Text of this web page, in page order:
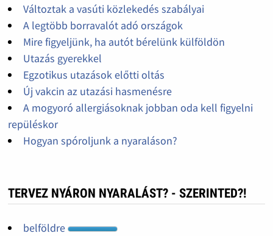
Változtak a vasúti közlekedés szabályai
A legtöbb borravalót adó országok
Mire figyeljünk, ha autót bérelünk külföldön
Utazás gyerekkel
Egzotikus utazások előtti oltás
Új vakcin az utazási hasmenésre
A mogyoró allergiásoknak jobban oda kell figyelni
repüléskor
Hogyan spóroljunk a nyaraláson?
TERVEZ NYÁRON NYARALÁST? - SZERINTED?!
belföldre